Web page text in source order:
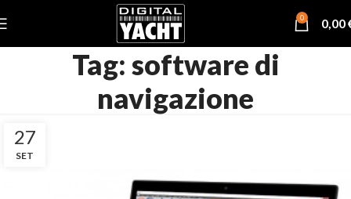
0 0,00
Tag: software di
navigazione
27
SET